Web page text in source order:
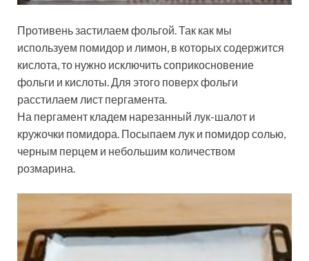
Противень застилаем фольгой. Так как мы
используем помидор и лимон, в которых содержится
кислота, то нужно исключить соприкосновение
фольги и кислоты. Для этого поверх фольги
расстилаем лист пергамента.
На пергамент кладем нарезанный лук-шалот и
кружочки помидора. Посыпаем лук и помидор солью,
черным перцем и небольшим количеством
розмарина.